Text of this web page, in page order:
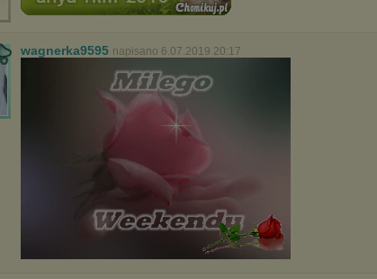
wagnerka9595 napisano 6.07.2019 20:17